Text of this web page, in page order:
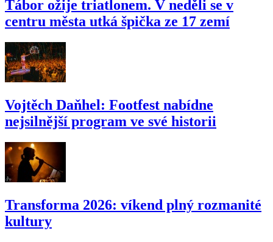
Tábor ožije triatlonem. V neděli se v
centru města utká špička ze 17 zemí
Vojtěch Daňhel: Footfest nabídne
nejsilnější program ve své historii
Transforma 2026: víkend plný rozmanité
kultury